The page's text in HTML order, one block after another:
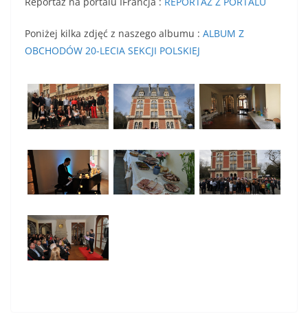
Poniżej kilka zdjęć z naszego albumu : ALBUM Z
OBCHODÓW 20-LECIA SEKCJI POLSKIEJ